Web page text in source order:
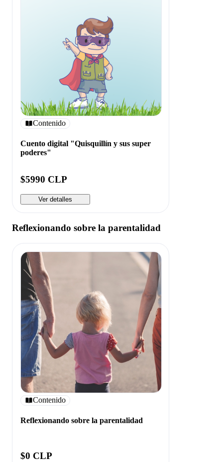
Contenido
Cuento digital "Quisquillín y sus super
poderes"
$5990 CLP
Ver detalles
Reflexionando sobre la parentalidad
Contenido
Reflexionando sobre la parentalidad
$0 CLP